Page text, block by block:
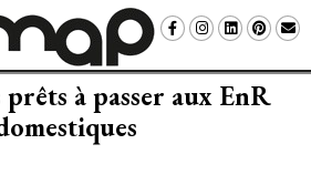
prêts à passer aux EnR